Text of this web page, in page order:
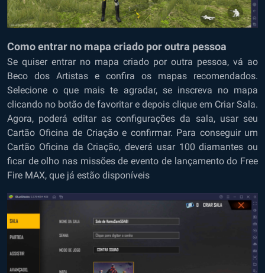
Como entrar no mapa criado por outra pessoa
Se quiser entrar no mapa criado por outra pessoa, vá ao
Beco dos Artistas e confira os mapas recomendados.
Selecione o que mais te agradar, se inscreva no mapa
clicando no botão de favoritar e depois clique em Criar Sala.
Agora, poderá editar as configurações da sala, usar seu
Cartão Oficina de Criação e confirmar. Para conseguir um
Cartão Oficina da Criação, deverá usar 100 diamantes ou
ficar de olho nas missões de evento de lançamento do Free
Fire MAX, que já estão disponíveis